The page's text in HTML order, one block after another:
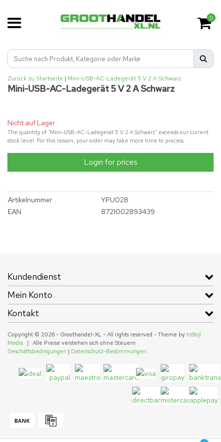
0
Zurück zu Startseite | Mini-USB-AC-Ladegerät 5 V 2 A Schwarz
Mini-USB-AC-Ladegerät 5 V 2 A Schwarz
Nicht auf Lager
The quantity of 'Mini-USB-AC-Ladegerät 5 V 2 A Schwarz' exceeds our current
stock level. For this reason, your order may take more time to process.
Login for prices
Artikelnummer
YPU028
EAN
8721002893439
Kundendienst
Mein Konto
Kontakt
Copyright © 2026 - Groothandel-XL - All rights reserved - Theme by InStijl
Media
|
Alle Preise verstehen sich ohne Steuern
Geschäftsbedingungen | Datenschutz-Bestimmungen